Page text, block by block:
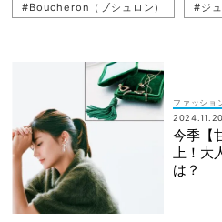
#Boucheron（ブシュロン） #ジ
#ピアス
#一生ものジュエリー
#ブレスレット
ファッショ
2024.11.20
今季【
上！大
は？